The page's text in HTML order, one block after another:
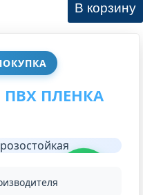
ПЛЕНКА
В корзину